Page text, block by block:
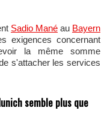
Sadio Mané au Bayern
exigences concernant
la même somme
s'attacher les services
semble plus que